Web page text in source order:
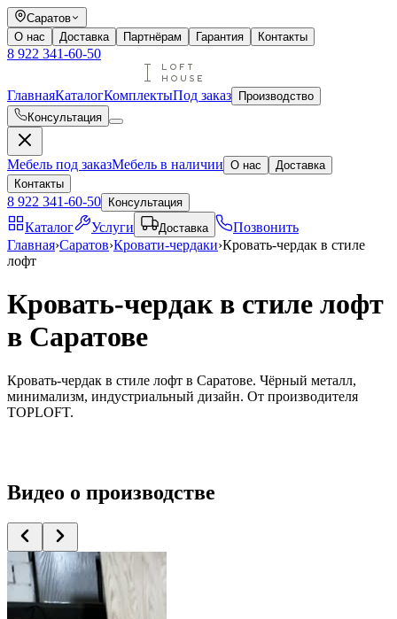
Саратов
О нас
Доставка Партнёрам Гарантия Контакты
8 922 341-60-50
ГлавнаяКаталогКомплектыПод заказ
Производство
Консультация
Мебель под заказМебель в наличии О нас
Доставка
Контакты
8 922 341-60-50 Консультация
Каталог Услуги Доставка
Позвонить
Главная›Саратов›Кровати-чердаки›Кровать-чердак в стиле
лофт
Кровать-чердак в стиле лофт
в Саратове
Кровать-чердак в стиле лофт в Саратове. Чёрный металл,
минимализм, индустриальный дизайн. От производителя
TOPLOFT.
Видео о производстве